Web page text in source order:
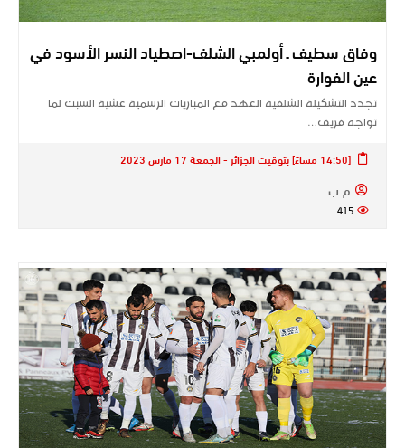
وفاق سطيف ـ أولمبي الشلف-اصطياد النسر الأسود في
عين الفوارة
تجدد التشكيلة الشلفية العهد مع المباريات الرسمية عشية السبت لما
تواجه فريق…
[14:50 مساءً] بتوقيت الجزائر - الجمعة 17 مارس 2023
م.ب
415